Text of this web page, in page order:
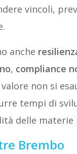
vincoli,
anche
, compliance
non si
tempi di
delle
Brembo